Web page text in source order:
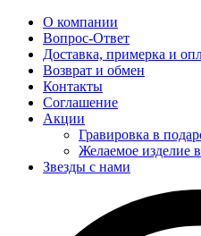
О компании
Вопрос-Ответ
Доставка, примерка и
Возврат и обмен
Контакты
Соглашение
Акции
Гравировка в
Желаемое изделие
Звезды с нами